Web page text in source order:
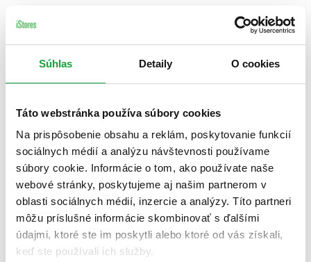
Súhlas Detaily O cookies
Táto webstránka používa súbory cookies
Na prispôsobenie obsahu a reklám, poskytovanie funkcií
sociálnych médií a analýzu návštevnosti používame
súbory cookie. Informácie o tom, ako používate naše
webové stránky, poskytujeme aj našim partnerom v
oblasti sociálnych médií, inzercie a analýzy. Títo partneri
môžu príslušné informácie skombinovať s ďalšími
údajmi, ktoré ste im poskytli alebo ktoré od vás získali,
keď ste používali ich služby.